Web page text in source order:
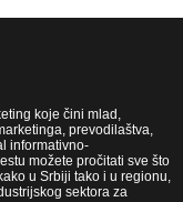
koje čini mlad,
prevodilaštva,
informativno-
možete pročitati sve što
u Srbiji tako i u regionu,
sektora za